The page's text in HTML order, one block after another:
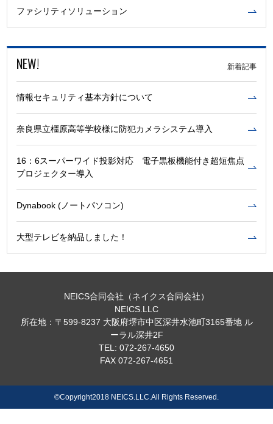
ファシリティソリューション
NEW! 新着記事
情報セキュリティ基本方針について
奈良県立橿原高等学校様に防犯カメラシステム導入
16：6スーパーワイド投影対応 電子黒板機能付き超短焦点
プロジェクター導入
Dynabook (ノートパソコン)
大型テレビを納品しました！
NEICS合同会社（ネイクス合同会社）
NEICS.LLC
所在地：〒599-8237 大阪府堺市中区深井水池町3165番地 ル
ーラル深井2F
TEL: 072-267-4650
FAX 072-267-4651
©Copyright2018 NEICS.LLC.All Rights Reserved.